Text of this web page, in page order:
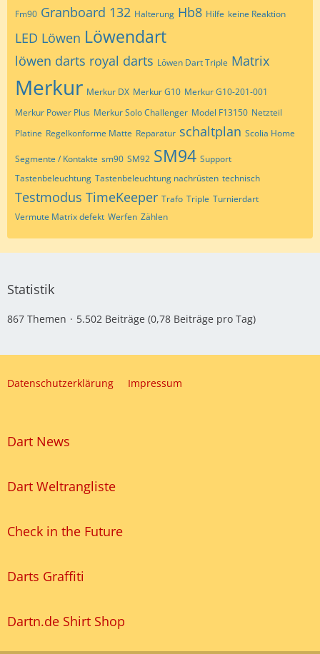
Fm90 Granboard 132 Halterung Hb8 Hilfe keine Reaktion
LED Löwen Löwendart
löwen darts royal darts Löwen Dart Triple Matrix
Merkur Merkur DX Merkur G10 Merkur G10-201-001
Merkur Power Plus Merkur Solo Challenger Model F13150 Netzteil
Platine Regelkonforme Matte Reparatur schaltplan Scolia Home
Segmente / Kontakte sm90 SM92 SM94 Support
Tastenbeleuchtung Tastenbeleuchtung nachrüsten technisch
Testmodus TimeKeeper Trafo Triple Turnierdart
Vermute Matrix defekt Werfen Zählen
Statistik
867 Themen 5.502 Beiträge (0,78 Beiträge pro Tag)
Datenschutzerklärung Impressum
Dart News
Dart Weltrangliste
Check in the Future
Darts Graffiti
Dartn.de Shirt Shop